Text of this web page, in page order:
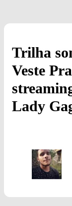
Trilha
Veste
Lady